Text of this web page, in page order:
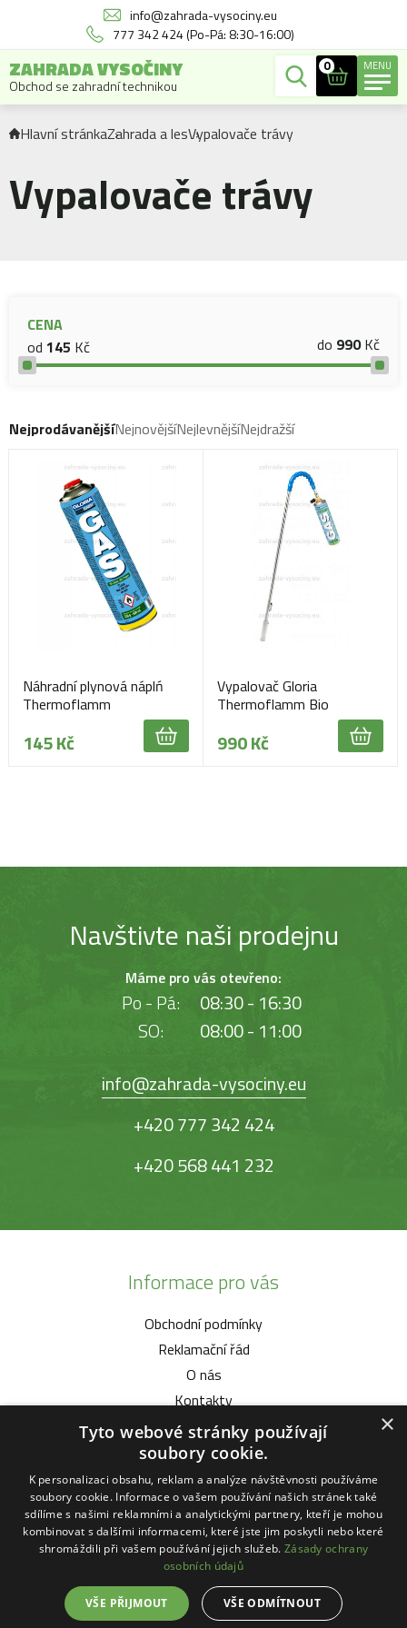
info@zahrada-vysociny.eu
777 342 424 (Po-Pá: 8:30-16:00)
ZAHRADA VYSOČINY
Obchod se zahradní technikou
0 MENU
Hlavní stránkaZahrada a lesVypalovače trávy
Vypalovače trávy
CENA
od 145 Kč do 990Kč
NejprodávanějšíNejnovějšíNejlevnějšíNejdražší
Náhradní plynová náplń
Thermoflamm
145 Kč
Vypalovač Gloria
Thermoflamm Bio
990 Kč
Navštivte naši prodejnu
Máme pro vás otevřeno:
Po - Pá:
08:30 - 16:30
SO:
08:00 - 11:00
info@zahrada-vysociny.eu
+420 777 342 424
+420 568 441 232
Informace pro vás
Obchodní podmínky
Reklamační řád
O nás
Kontakty
Vybíráme pro vás
Malotratory Vari Honda
Kuchyňské potřeby Status
Sekačky robotické
Motorové pily Stihl
×
Tyto webové stránky používají
soubory cookie.
K personalizaci obsahu, reklam a analýze návštěvnosti používáme
soubory cookie. Informace o vašem používání našich stránek také
sdílíme s našimi reklamními a analytickými partnery, kteří je mohou
kombinovat s dalšími informacemi, které jste jim poskytli nebo které
shromáždili při vašem používání jejich služeb. Zásady ochrany
osobních údajů
VŠE PŘIJMOUT VŠE ODMÍTNOUT